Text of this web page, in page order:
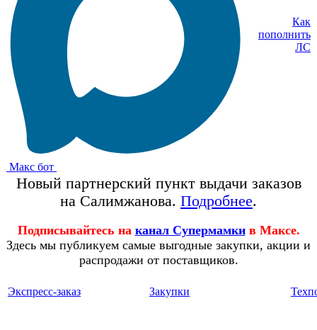
Макс бот
Как
пополнить
ЛС
Новый партнерский пункт выдачи заказов
на Салимжанова. Подробнее.
Подписывайтесь на канал Супермамки в Максе.
Здесь мы публикуем самые выгодные закупки, акции и
распродажи от поставщиков.
Экспресс-заказ Закупки